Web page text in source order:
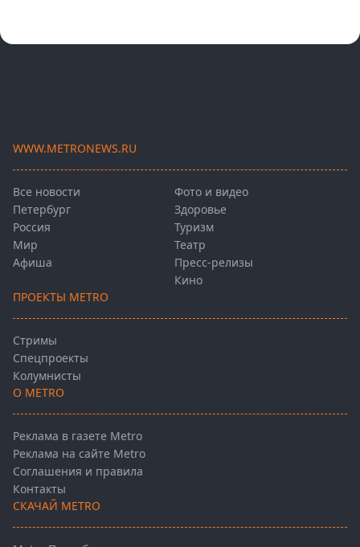
WWW.METRONEWS.RU
Все новости
Петербург
Россия
Мир
Афиша
Фото и видео
Здоровье
Туризм
Театр
Пресс-релизы
Кино
ПРОЕКТЫ METRO
Стримы
Спецпроекты
Колумнисты
О METRO
Реклама в газете Metro
Реклама на сайте Metro
Соглашения и правила
Контакты
СКАЧАЙ METRO